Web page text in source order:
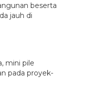
beserta
jauh di
mini pile
pada proyek-